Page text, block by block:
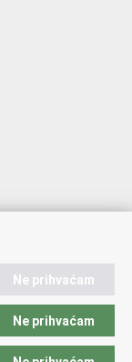
Ne prihvaćam
Ne prihvaćam